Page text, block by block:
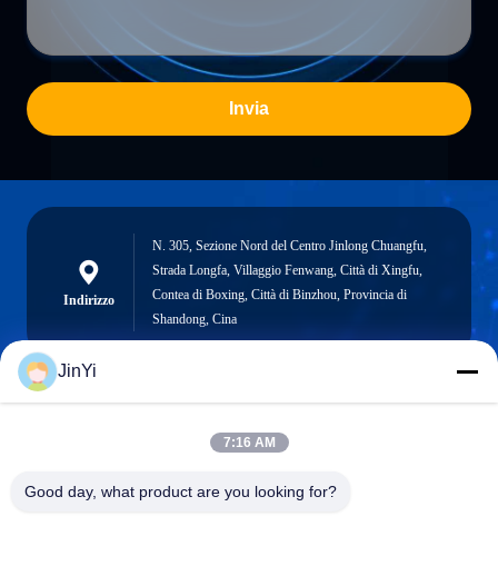
Invia
Indirizzo
N. 305, Sezione Nord del Centro Jinlong Chuangfu,
Strada Longfa, Villaggio Fenwang, Città di Xingfu,
Contea di Boxing, Città di Binzhou, Provincia di
Shandong, Cina
chenshasha1867@gmail.com
JinYi
7:16 AM
Good day, what product are you looking for?